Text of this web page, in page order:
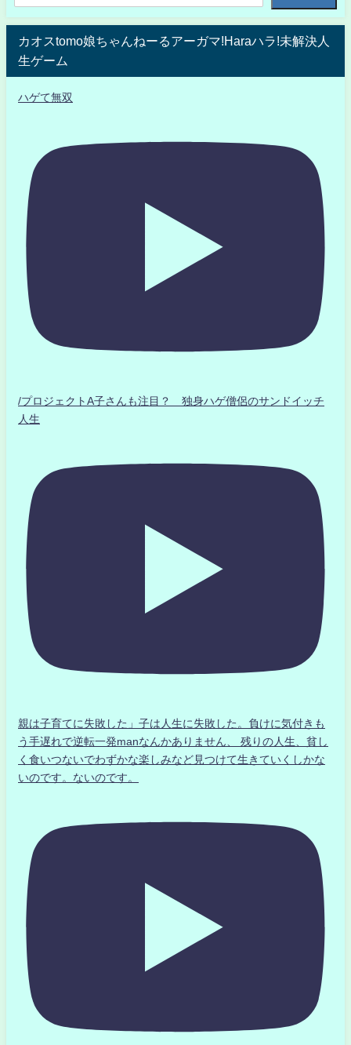
カオスtomo娘ちゃんねーるアーガマ!Haraハラ!未解決人
生ゲーム
ハゲて無双
/プロジェクトA子さんも注目？ 独身ハゲ僧侶のサンドイッチ
人生
親は子育てに失敗した」子は人生に失敗した。負けに気付きも
う手遅れで逆転一発manなんかありません、 残りの人生、貧し
く食いつないでわずかな楽しみなど見つけて生きていくしかな
いのです。ないのです。